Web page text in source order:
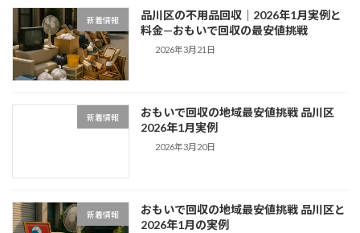
新着情報
品川区の不用品回収｜2026年1月実例と
料金—おもいで回収の最安値挑戦
2026年3月21日
新着情報
おもいで回収の地域最安値挑戦 品川区
2026年1月実例
2026年3月20日
新着情報
おもいで回収の地域最安値挑戦 品川区と
2026年1月の実例